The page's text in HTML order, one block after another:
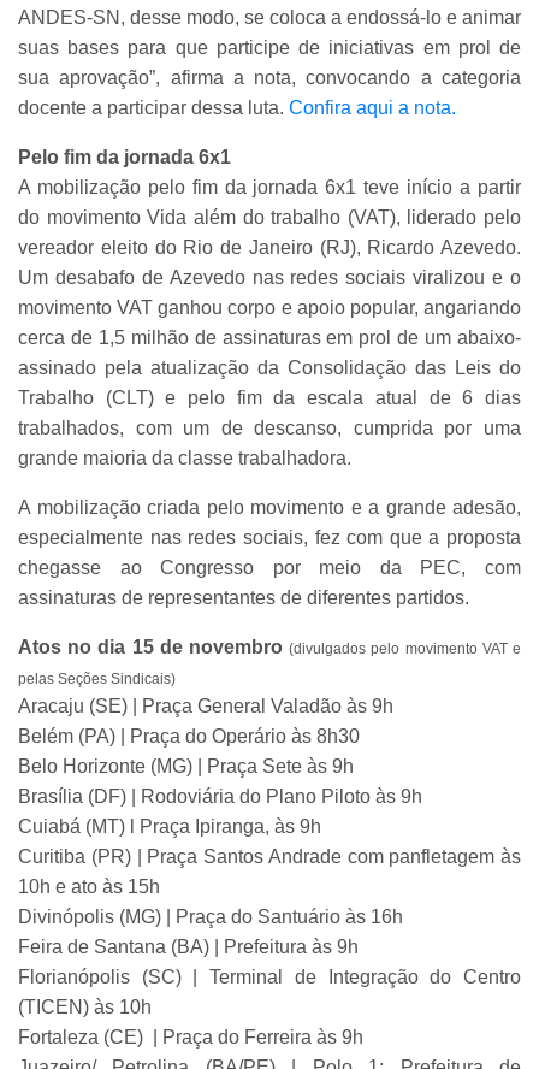
ANDES-SN, desse modo, se coloca a endossá-lo e animar
suas bases para que participe de iniciativas em prol de
sua aprovação”, afirma a nota, convocando a categoria
docente a participar dessa luta. Confira aqui a nota.
Pelo fim da jornada 6x1
A mobilização pelo fim da jornada 6x1 teve início a partir
do movimento Vida além do trabalho (VAT), liderado pelo
vereador eleito do Rio de Janeiro (RJ), Ricardo Azevedo.
Um desabafo de Azevedo nas redes sociais viralizou e o
movimento VAT ganhou corpo e apoio popular, angariando
cerca de 1,5 milhão de assinaturas em prol de um abaixo-
assinado pela atualização da Consolidação das Leis do
Trabalho (CLT) e pelo fim da escala atual de 6 dias
trabalhados, com um de descanso, cumprida por uma
grande maioria da classe trabalhadora.
A mobilização criada pelo movimento e a grande adesão,
especialmente nas redes sociais, fez com que a proposta
chegasse ao Congresso por meio da PEC, com
assinaturas de representantes de diferentes partidos.
Atos no dia 15 de novembro(divulgados pelo movimento VAT e
pelas Seções Sindicais)
Aracaju (SE) | Praça General Valadão às 9h
Belém (PA) | Praça do Operário às 8h30
Belo Horizonte (MG) | Praça Sete às 9h
Brasília (DF) | Rodoviária do Plano Piloto às 9h
Cuiabá (MT) l Praça Ipiranga, às 9h
Curitiba (PR) | Praça Santos Andrade com panfletagem às
10h e ato às 15h
Divinópolis (MG) | Praça do Santuário às 16h
Feira de Santana (BA) | Prefeitura às 9h
Florianópolis (SC) | Terminal de Integração do Centro
(TICEN) às 10h
Fortaleza (CE) | Praça do Ferreira às 9h